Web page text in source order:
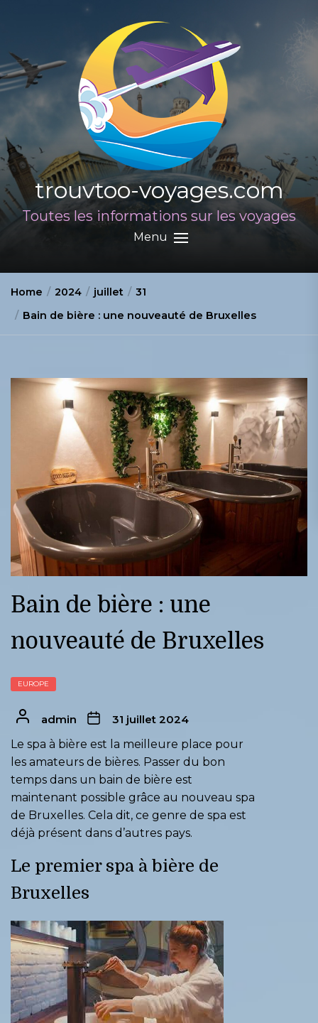
content
trouvtoo-voyages.com
Toutes les informations sur les voyages
Menu
Home 2024 juillet
31
Bain de bière : une nouveauté de Bruxelles
Bain de bière : une
nouveauté de Bruxelles
EUROPE
admin
31 juillet 2024
Le spa à bière est la meilleure place pour
les amateurs de bières. Passer du bon
temps dans un bain de bière est
maintenant possible grâce au nouveau spa
de Bruxelles. Cela dit, ce genre de spa est
déjà présent dans d’autres pays.
Le premier spa à bière de
Bruxelles